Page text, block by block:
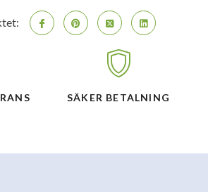
SÄKER BETALNING